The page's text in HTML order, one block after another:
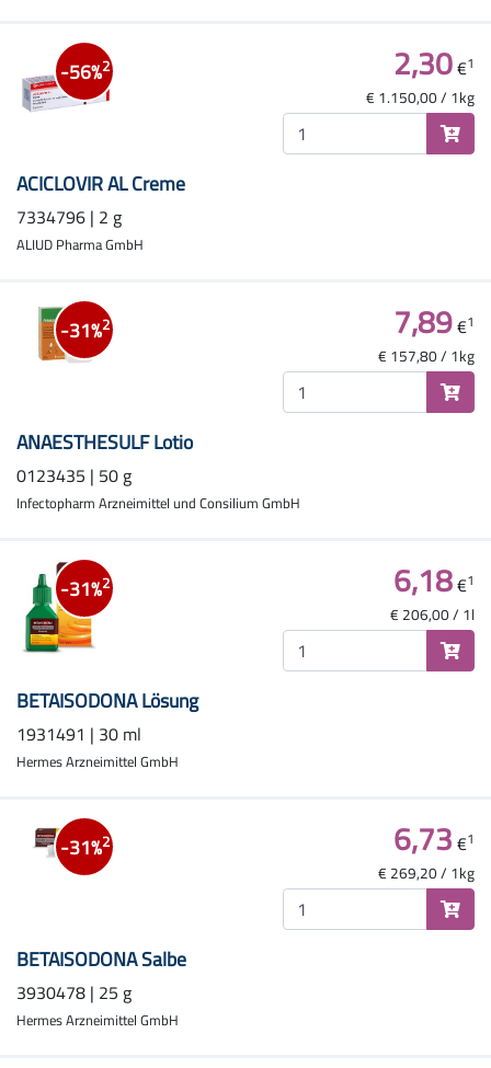
-56%2
ACICLOVIR AL Creme
7334796 | 2 g
ALIUD Pharma GmbH
2,30€1
€ 1.150,00 / 1kg
-31%2
ANAESTHESULF Lotio
0123435 | 50 g
Infectopharm Arzneimittel und Consilium GmbH
7,89€1
€ 157,80 / 1kg
-31%2
BETAISODONA Lösung
1931491 | 30 ml
Hermes Arzneimittel GmbH
6,18€1
€ 206,00 / 1l
-31%2
BETAISODONA Salbe
3930478 | 25 g
Hermes Arzneimittel GmbH
6,73€1
€ 269,20 / 1kg